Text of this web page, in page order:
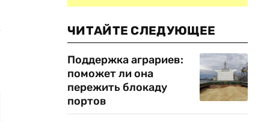
ЧИТАЙТЕ СЛЕДУЮЩЕЕ
Поддержка аграриев:
поможет ли она
пережить блокаду
портов